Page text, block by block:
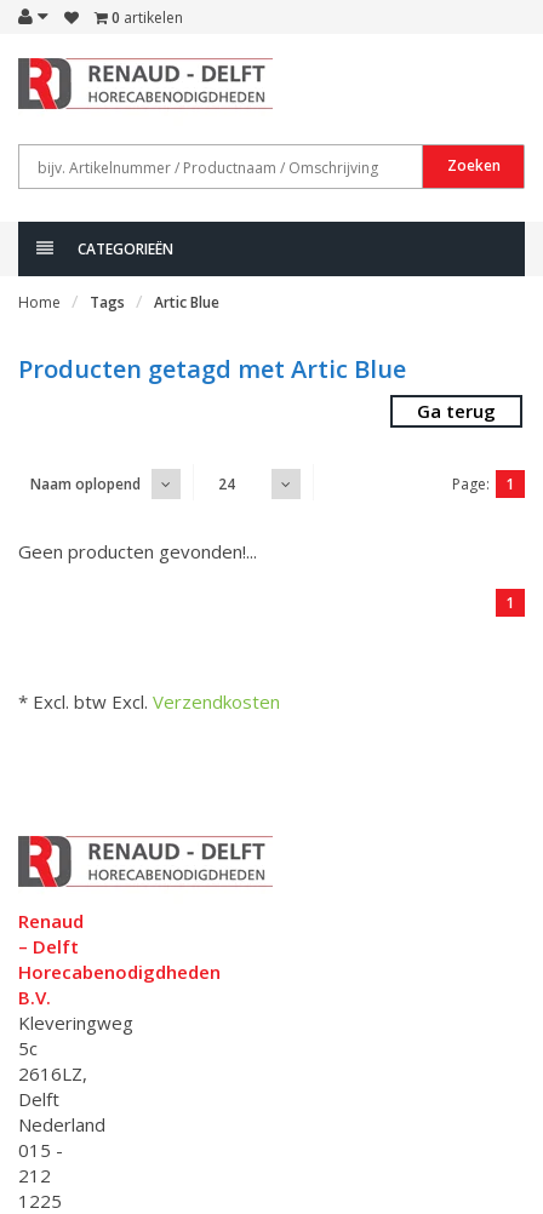
0 artikelen
Zoeken
CATEGORIEËN
Home Tags Artic Blue
Producten getagd met Artic Blue
Ga terug
Naam oplopend 24 Page: 1
Geen producten gevonden!...
1
* Excl. btw Excl. Verzendkosten
Renaud
– Delft
Horecabenodigdheden
B.V.
Kleveringweg
5c
2616LZ,
Delft
Nederland
015 -
212
1225